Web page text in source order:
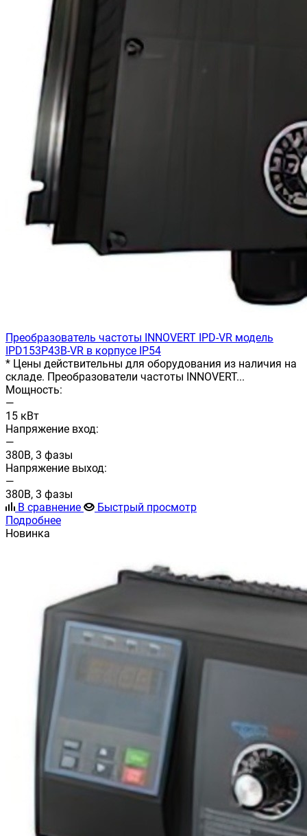
Преобразователь частоты INNOVERT IРD-VR модель
IPD153P43B-VR в корпусе IP54
* Цены действительны для оборудования из наличия на
складе. Преобразователи частоты INNOVERT...
Мощность:
—
15 кВт
Напряжение вход:
—
380В, 3 фазы
Напряжение выход:
—
380В, 3 фазы
В сравнение
Быстрый просмотр
Подробнее
Новинка